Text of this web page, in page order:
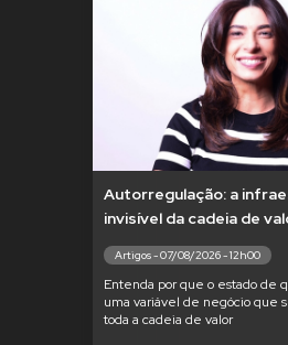
Autorregulação: a
invisível da cadeia de
Artigos - 07/08/2026 - 12h00
Entenda por que o estado de
uma variável de negócio que
toda a cadeia de valor